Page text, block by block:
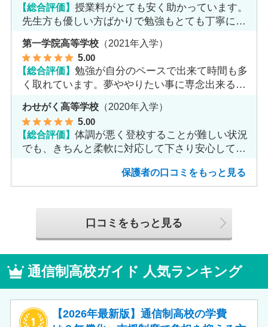
【総合評価】授業料がとても安く助かっています。
先生方も優しい方ばかりで勉強もとても丁寧に教
第一学院高等学校 （2021年入学）
5.00
【総合評価】勉強が自分のペースで出来て時間も多
く取れています。夢ややりたい事に専念出来る点
で良いと思います。
わせがく高等学校 （2020年入学）
5.00
【総合評価】体調が悪く登校することが難しい状況
でも、きちんと柔軟に対応して下さり安心して進
保護者の口コミをもっと見る
口コミをもっと見る
通信制高校ガイド 人気ランキング
【2026年最新版】通信制高校の学費